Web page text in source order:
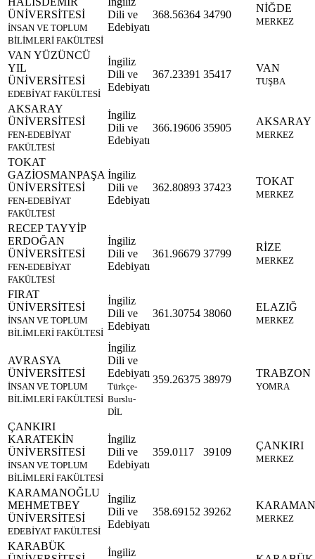
ÜNİVERSİTESİ
İNSAN VE TOPLUM
BİLİMLERİ FAKÜLTESİ
Dili ve
Edebiyatı
368.56364 34790
NİĞDE
MERKEZ
VAN YÜZÜNCÜ
YIL
ÜNİVERSİTESİ
EDEBİYAT FAKÜLTESİ
İngiliz
Dili ve
Edebiyatı
367.23391 35417
VAN
TUŞBA
AKSARAY
ÜNİVERSİTESİ
FEN-EDEBİYAT
FAKÜLTESİ
İngiliz
Dili ve
Edebiyatı
366.19606 35905
AKSARAY
MERKEZ
TOKAT
GAZİOSMANPAŞA
ÜNİVERSİTESİ
FEN-EDEBİYAT
FAKÜLTESİ
İngiliz
Dili ve
Edebiyatı
362.80893 37423
TOKAT
MERKEZ
RECEP TAYYİP
ERDOĞAN
ÜNİVERSİTESİ
FEN-EDEBİYAT
FAKÜLTESİ
İngiliz
Dili ve
Edebiyatı
361.96679 37799
RİZE
MERKEZ
FIRAT
ÜNİVERSİTESİ
İNSAN VE TOPLUM
BİLİMLERİ FAKÜLTESİ
İngiliz
Dili ve
Edebiyatı
361.30754 38060
ELAZIĞ
MERKEZ
AVRASYA
ÜNİVERSİTESİ
İNSAN VE TOPLUM
BİLİMLERİ FAKÜLTESİ
İngiliz
Dili ve
Edebiyatı
Türkçe-
Burslu-
DİL
359.26375 38979
TRABZON
YOMRA
ÇANKIRI
KARATEKİN
ÜNİVERSİTESİ
İNSAN VE TOPLUM
BİLİMLERİ FAKÜLTESİ
İngiliz
Dili ve
Edebiyatı
359.0117 39109
ÇANKIRI
MERKEZ
KARAMANOĞLU
MEHMETBEY
ÜNİVERSİTESİ
EDEBİYAT FAKÜLTESİ
İngiliz
Dili ve
Edebiyatı
358.69152 39262
KARAMAN
MERKEZ
KARABÜK
İngiliz